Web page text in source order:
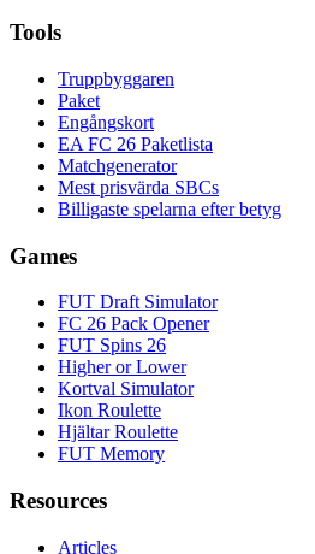
Tools
Truppbyggaren
Paket
Engångskort
EA FC 26 Paketlista
Matchgenerator
Mest prisvärda SBCs
Billigaste spelarna efter betyg
Games
FUT Draft Simulator
FC 26 Pack Opener
FUT Spins 26
Higher or Lower
Kortval Simulator
Ikon Roulette
Hjältar Roulette
FUT Memory
Resources
Articles